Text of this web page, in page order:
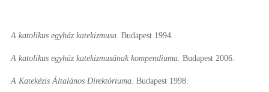
A katolikus egyház katekizmusa. Budapest 1994.
A katolikus egyház katekizmusának kompendiuma. Budapest 2006.
A Katekézis Általános Direktóriuma. Budapest 1998.